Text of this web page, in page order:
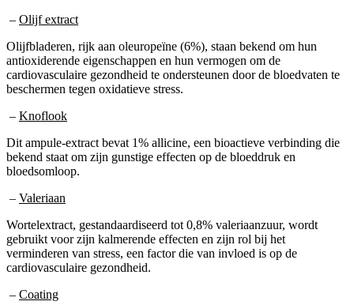
– Olijf extract
Olijfbladeren, rijk aan oleuropeïne (6%), staan bekend om hun
antioxiderende eigenschappen en hun vermogen om de
cardiovasculaire gezondheid te ondersteunen door de bloedvaten te
beschermen tegen oxidatieve stress.
– Knoflook
Dit ampule-extract bevat 1% allicine, een bioactieve verbinding die
bekend staat om zijn gunstige effecten op de bloeddruk en
bloedsomloop.
– Valeriaan
Wortelextract, gestandaardiseerd tot 0,8% valeriaanzuur, wordt
gebruikt voor zijn kalmerende effecten en zijn rol bij het
verminderen van stress, een factor die van invloed is op de
cardiovasculaire gezondheid.
– Coating